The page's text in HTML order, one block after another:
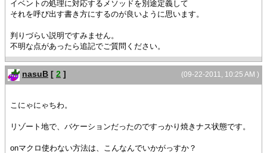
イベントの処理に対応するメソッドを別途定義して
それを呼び出す書き方にするのが良いように思います。
判りづらい説明ですみません。
不明な点があったら追記でご質問ください。
(09-22-2011, 10:25 AM )
nasuB [ 2 ]
こにゃにゃちわ。
リゾート地で、バケーションだったのですっかり焼きナス状態です。
onマクロ使わない方法は、こんなんでいかがっすか？